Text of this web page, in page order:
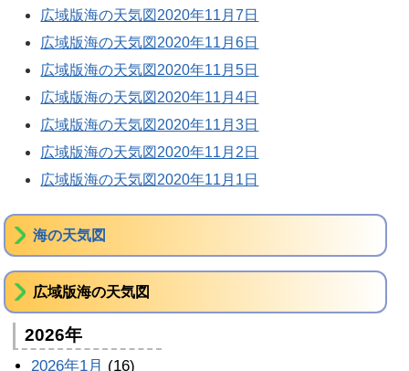
広域版海の天気図2020年11月7日
広域版海の天気図2020年11月6日
広域版海の天気図2020年11月5日
広域版海の天気図2020年11月4日
広域版海の天気図2020年11月3日
広域版海の天気図2020年11月2日
広域版海の天気図2020年11月1日
海の天気図
広域版海の天気図
2026年
2026年1月 (16)